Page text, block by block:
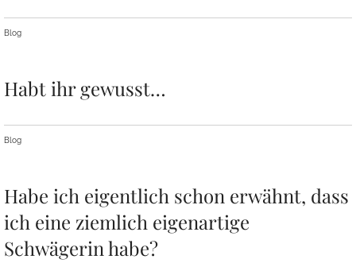
Blog
Habt ihr gewusst…
Blog
Habe ich eigentlich schon erwähnt, dass
ich eine ziemlich eigenartige
Schwägerin habe?